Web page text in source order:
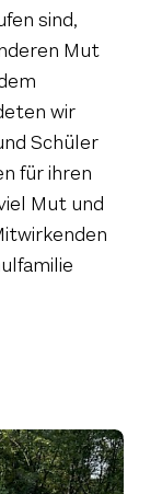
sind,
Mut
wir
Schüler
für ihren
Mut und